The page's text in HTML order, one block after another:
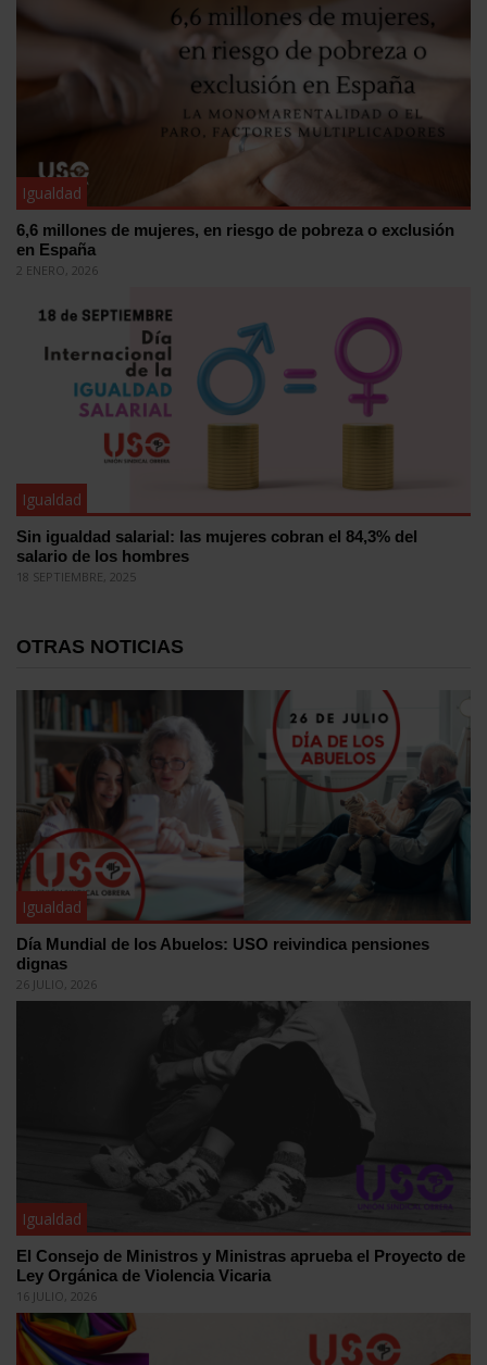
Igualdad
6,6 millones de mujeres, en riesgo de pobreza o exclusión
en España
2 ENERO, 2026
Igualdad
Sin igualdad salarial: las mujeres cobran el 84,3% del
salario de los hombres
18 SEPTIEMBRE, 2025
OTRAS NOTICIAS
Igualdad
Día Mundial de los Abuelos: USO reivindica pensiones
dignas
26 JULIO, 2026
Igualdad
El Consejo de Ministros y Ministras aprueba el Proyecto de
Ley Orgánica de Violencia Vicaria
16 JULIO, 2026